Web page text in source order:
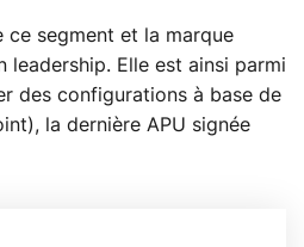
ce segment et la marque
leadership. Elle est ainsi parmi
des configurations à base de
la dernière APU signée